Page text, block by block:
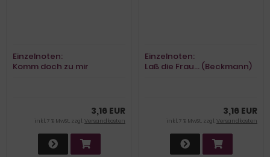
Einzelnoten:
Komm doch zu mir
3,16 EUR
inkl. 7 % MwSt. zzgl.Versandkosten
Einzelnoten:
Laß die Frau… (Beckmann)
3,16 EUR
inkl. 7 % MwSt. zzgl.Versandkosten